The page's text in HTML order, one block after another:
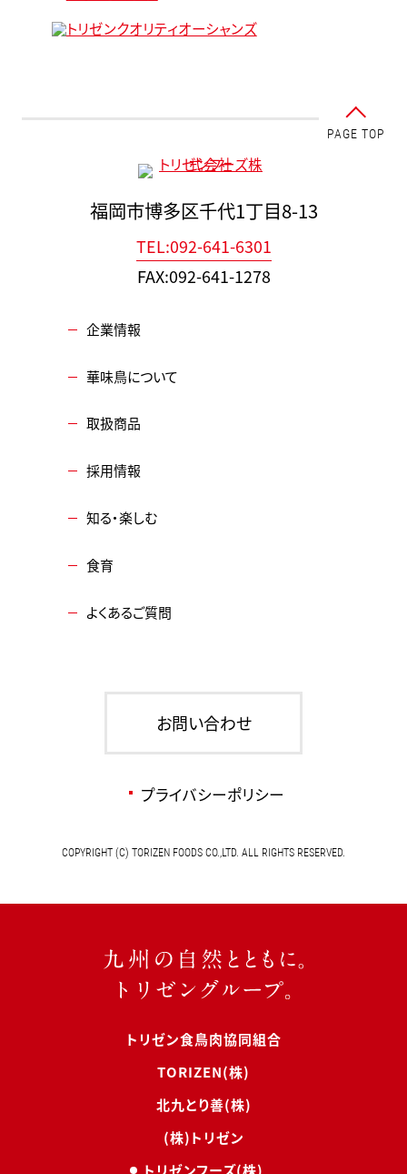
PAGE TOP
福岡市博多区千代1丁目8-13
TEL:092-641-6301
FAX:092-641-1278
企業情報
華味鳥について
取扱商品
採用情報
知る・楽しむ
食育
よくあるご質問
お問い合わせ
プライバシーポリシー
COPYRIGHT (C) TORIZEN FOODS CO.,LTD. ALL RIGHTS RESERVED.
トリゼン食鳥肉協同組合
TORIZEN(株)
北九とり善(株)
(株)トリゼン